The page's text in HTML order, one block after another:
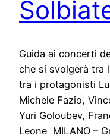
Guida ai concerti
che si svolgerà tra
tra i protagonisti
Michele Fazio,
Yuri Goloubev,
Leone MILANO –